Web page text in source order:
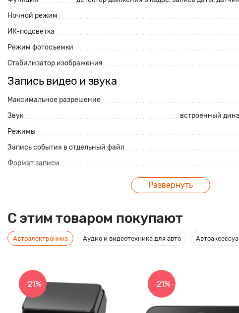
Ночной режим
ИК-подсветка
Режим фотосъемки
Стабилизатор изображения
Запись видео и звука
Максимальное разрешение
Звук
встроенный
Режимы
Запись события в отдельный файл
Формат записи
Питание
Тип питания от
Экран
Диагональ экрана, дюймов
Хранение данных
Развернуть
C этим товаром покупают
Автоэлектроника Аудио и видеотехника для авто
-21% -21%